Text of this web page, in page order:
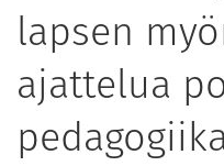
lapsen
ajattelua